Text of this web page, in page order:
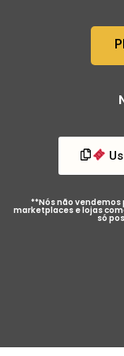
**Nós não
marketplaces e lojas
só